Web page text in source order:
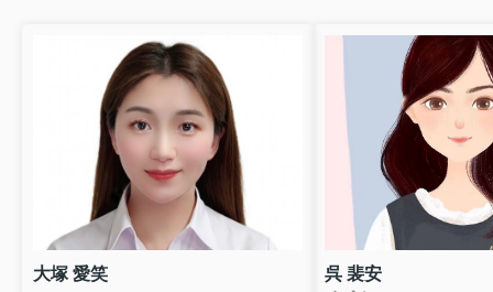
大塚 愛笑 呉 裴安